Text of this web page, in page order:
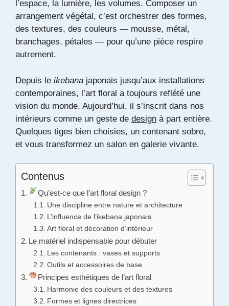
l’espace, la lumière, les volumes. Composer un
arrangement végétal, c’est orchestrer des formes,
des textures, des couleurs — mousse, métal,
branchages, pétales — pour qu’une pièce respire
autrement.
Depuis le ikebana japonais jusqu’aux installations
contemporaines, l’art floral a toujours reflété une
vision du monde. Aujourd’hui, il s’inscrit dans nos
intérieurs comme un geste de design à part entière.
Quelques tiges bien choisies, un contenant sobre,
et vous transformez un salon en galerie vivante.
Contenus
Qu’est-ce que l’art floral design ?
Une discipline entre nature et architecture
L’influence de l’ikebana japonais
Art floral et décoration d’intérieur
Le matériel indispensable pour débuter
Les contenants : vases et supports
Outils et accessoires de base
Principes esthétiques de l’art floral
Harmonie des couleurs et des textures
Formes et lignes directrices